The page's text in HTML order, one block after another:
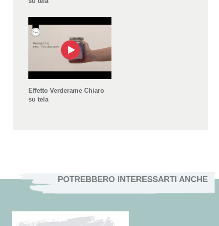
Effetto Verderame Chiaro
su tela
POTREBBERO INTERESSARTI ANCHE